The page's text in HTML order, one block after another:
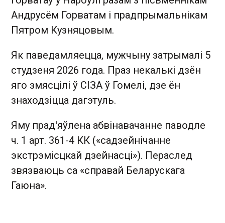
Андрусём Горватам і прадпрымальнікам
Пятром Кузняцовым.
Як паведамляецца, мужчыну затрымалі 5
студзеня 2026 года. Праз некалькі дзён
яго змясцілі ў СІЗА ў Гомелі, дзе ён
знаходзіцца дагэтуль.
Яму прад'яўлена абвінавачанне паводле
ч. 1 арт. 361-4 КК («садзейнічанне
экстрэмісцкай дзейнасці»). Пераслед
звязваюць са «справай Беларускага
Гаюна».